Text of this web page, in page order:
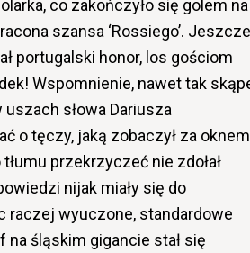
co zakończyło się golem na
szansa ‘Rossiego’. Jeszcze
portugalski honor, los gościom
Wspomnienie, nawet tak
słowa Dariusza
o tęczy, jaką zobaczył za
przekrzyczeć nie zdołał
nijak miały się do
raczej wyuczone, standardowe
na śląskim gigancie stał się